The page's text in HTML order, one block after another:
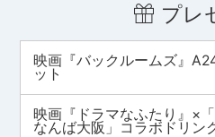
プレ
映画『バックルームズ』
ット
映画『ドラマなふたり』×
なんば大阪」コラボドリン